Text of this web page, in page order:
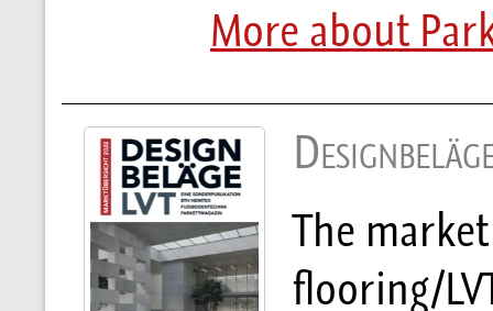
More about
The
flooring/